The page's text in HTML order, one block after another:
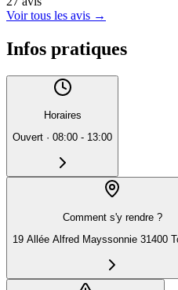
Voir tous les avis →
Infos pratiques
Horaires
Ouvert · 08:00 - 13:00
Comment s'y rendre ?
19 Allée Alfred Mayssonnie 31400